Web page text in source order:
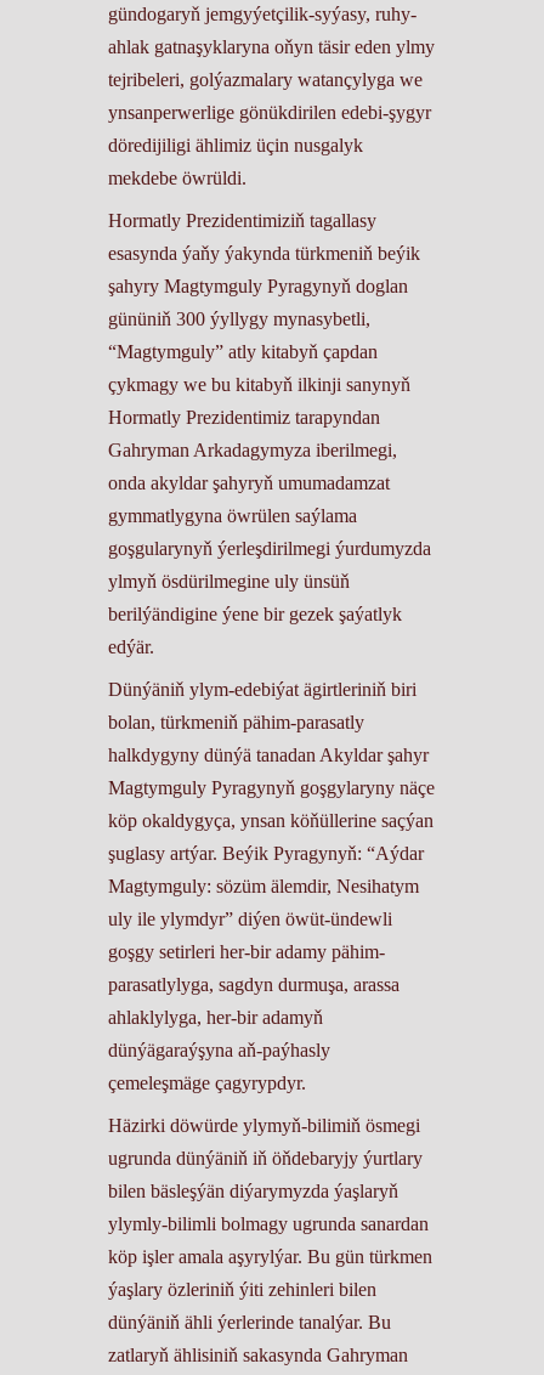
gündogaryň jemgyýetçilik-syýasy, ruhy-
ahlak gatnaşyklaryna oňyn täsir eden ylmy
tejribeleri, golýazmalary watançylyga we
ynsanperwerlige gönükdirilen edebi-şygyr
döredijiligi ählimiz üçin nusgalyk
mekdebe öwrüldi.
Hormatly Prezidentimiziň tagallasy
esasynda ýaňy ýakynda türkmeniň beýik
şahyry Magtymguly Pyragynyň doglan
gününiň 300 ýyllygy mynasybetli,
“Magtymguly” atly kitabyň çapdan
çykmagy we bu kitabyň ilkinji sanynyň
Hormatly Prezidentimiz tarapyndan
Gahryman Arkadagymyza iberilmegi,
onda akyldar şahyryň umumadamzat
gymmatlygyna öwrülen saýlama
goşgularynyň ýerleşdirilmegi ýurdumyzda
ylmyň ösdürilmegine uly ünsüň
berilýändigine ýene bir gezek şaýatlyk
edýär.
Dünýäniň ylym-edebiýat ägirtleriniň biri
bolan, türkmeniň pähim-parasatly
halkdygyny dünýä tanadan Akyldar şahyr
Magtymguly Pyragynyň goşgylaryny näçe
köp okaldygyça, ynsan köňüllerine saçýan
şuglasy artýar. Beýik Pyragynyň: “Aýdar
Magtymguly: sözüm älemdir, Nesihatym
uly ile ylymdyr” diýen öwüt-ündewli
goşgy setirleri her-bir adamy pähim-
parasatlylyga, sagdyn durmuşa, arassa
ahlaklylyga, her-bir adamyň
dünýägaraýşyna aň-paýhasly
çemeleşmäge çagyrypdyr.
Häzirki döwürde ylymyň-bilimiň ösmegi
ugrunda dünýäniň iň öňdebaryjy ýurtlary
bilen bäsleşýän diýarymyzda ýaşlaryň
ylymly-bilimli bolmagy ugrunda sanardan
köp işler amala aşyrylýar. Bu gün türkmen
ýaşlary özleriniň ýiti zehinleri bilen
dünýäniň ähli ýerlerinde tanalýar. Bu
zatlaryň ählisiniň sakasynda Gahryman